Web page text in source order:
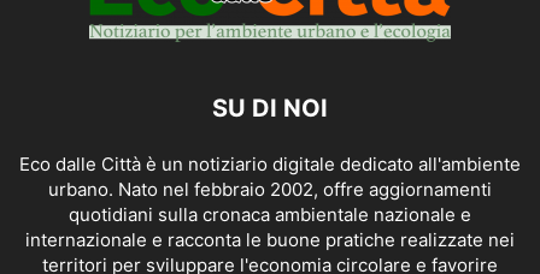
SU DI NOI
Eco dalle Città è un notiziario digitale dedicato all'ambiente
urbano. Nato nel febbraio 2002, offre aggiornamenti
quotidiani sulla cronaca ambientale nazionale e
internazionale e racconta le buone pratiche realizzate nei
territori per sviluppare l'economia circolare e favorire